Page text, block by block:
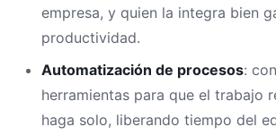
empresa, y quien la integra bien
productividad.
Automatización de procesos:
herramientas para que el trabajo
haga solo, liberando tiempo del